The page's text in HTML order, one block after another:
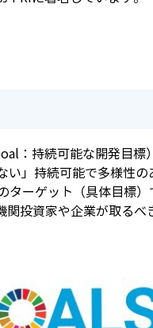
：持続可能な開発目標
」持続可能で多様性の
ーゲット（具体目標
投資家や企業が取るべ